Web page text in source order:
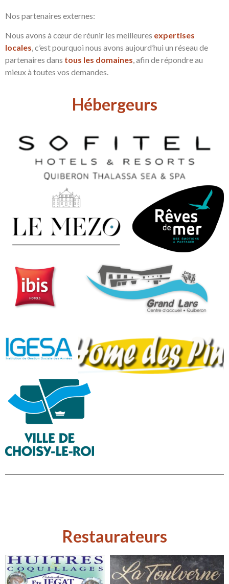
Nos partenaires externes:
Nous avons à cœur de réunir les meilleures expertises
locales, c’est pourquoi nous avons aujourd’hui un réseau de
partenaires dans tous les domaines, afin de répondre au
mieux à toutes vos demandes.
Hébergeurs
Restaurateurs